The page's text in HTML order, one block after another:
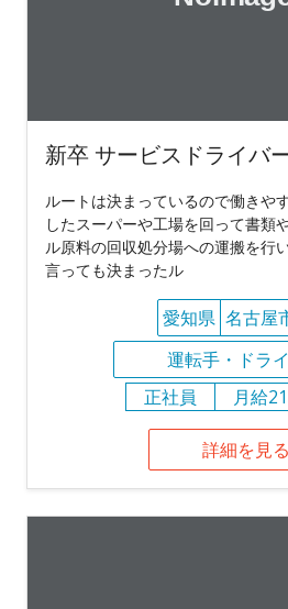
新卒 サービスドライバ
ルートは決まっているので働きや
したスーパーや工場を回って書類
ル原料の回収処分場への運搬を行
言っても決まったル
愛知県 名古屋
運転手・ドラ
正社員
月給
詳細を見る